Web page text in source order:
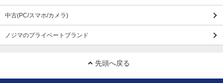
中古(PC/スマホ/カメラ)
ノジマのプライベートブランド
先頭へ戻る